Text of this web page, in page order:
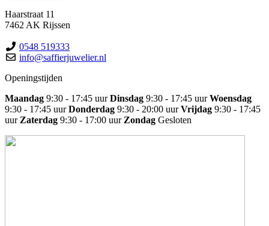
Haarstraat 11
7462 AK Rijssen
0548 519333
info@saffierjuwelier.nl
Openingstijden
Maandag 9:30 - 17:45 uur Dinsdag 9:30 - 17:45 uur Woensdag
9:30 - 17:45 uur Donderdag 9:30 - 20:00 uur Vrijdag 9:30 - 17:45
uur Zaterdag 9:30 - 17:00 uur Zondag Gesloten